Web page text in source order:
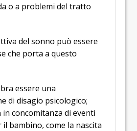
o a problemi del tratto
del sonno può essere
che porta a questo
essere una
di disagio psicologico;
in concomitanza di eventi
bambino, come la nascita